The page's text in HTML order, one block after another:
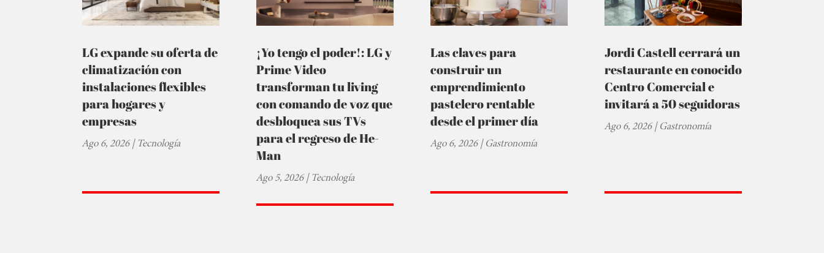
LG expande su oferta de
climatización con
instalaciones flexibles
para hogares y
empresas
Ago 6, 2026|Tecnología
¡Yo tengo el poder!: LG y
Prime Video
transforman tu living
con comando de voz que
desbloquea sus TVs
para el regreso de He-
Man
Ago 5, 2026|Tecnología
Las claves para
construir un
emprendimiento
pastelero rentable
desde el primer día
Ago 6, 2026|Gastronomía
Jordi Castell cerrará un
restaurante en conocido
Centro Comercial e
invitará a 50 seguidoras
Ago 6, 2026|Gastronomía